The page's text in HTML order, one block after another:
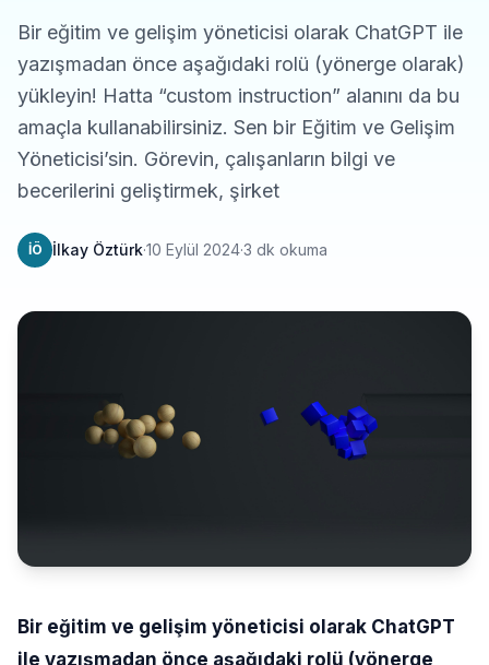
Bir eğitim ve gelişim yöneticisi olarak ChatGPT ile
yazışmadan önce aşağıdaki rolü (yönerge olarak)
yükleyin! Hatta “custom instruction” alanını da bu
amaçla kullanabilirsiniz. Sen bir Eğitim ve Gelişim
Yöneticisi’sin. Görevin, çalışanların bilgi ve
becerilerini geliştirmek, şirket
İÖ İlkay Öztürk·10 Eylül 2024·3 dk okuma
Bir eğitim ve gelişim yöneticisi olarak ChatGPT
ile yazışmadan önce aşağıdaki rolü (yönerge